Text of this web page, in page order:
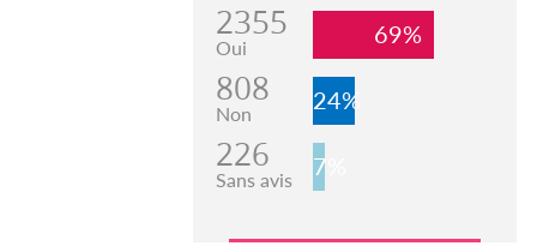
2355
Oui 69%
808
Non 24%
226
Sans avis 7%